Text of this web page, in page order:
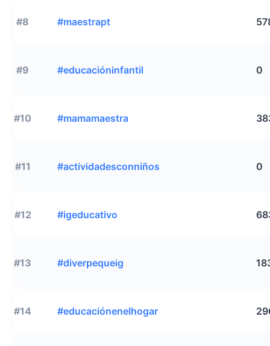
#8 #maestrapt
#9 #educacióninfantil 0
#10 #mamamaestra
#11 #actividadesconniños 0
#12 #igeducativo
#13 #diverpequeig
#14 #educaciónenelhogar